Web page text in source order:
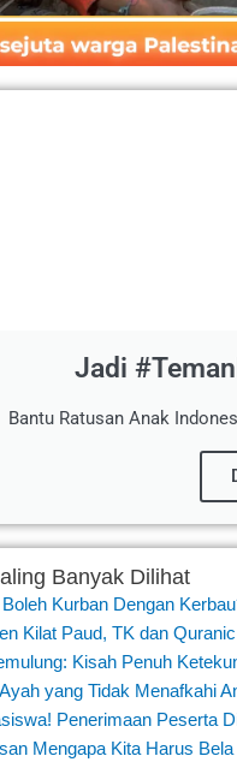
Jadi
Bantu Ratusan Anak
Banyak Dilihat
Kurban Dengan
Kilat Paud, TK dan
Kisah Penuh
yang Tidak Menafkahi
Penerimaan Peserta
Mengapa Kita Harus